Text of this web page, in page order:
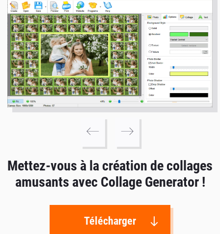
Mettez-vous à la création de collages
amusants avec Collage Generator !
Télécharger